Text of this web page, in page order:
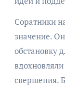
Соратники
значение.
обстановку
свершения.